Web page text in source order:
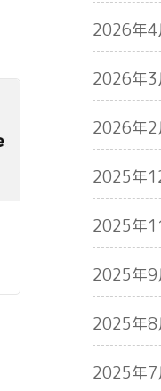
2026年4
2026年3
2026年2
2025年
2025年
2025年9
2025年8
2025年7